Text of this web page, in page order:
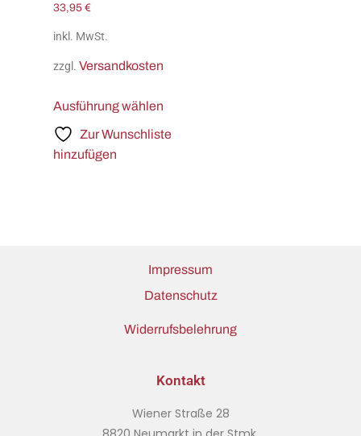
33,95 €
inkl. MwSt.
zzgl. Versandkosten
Ausführung wählen
Zur Wunschliste
hinzufügen
Impressum
Datenschutz
Widerrufsbelehrung
Kontakt
Wiener Straße 28